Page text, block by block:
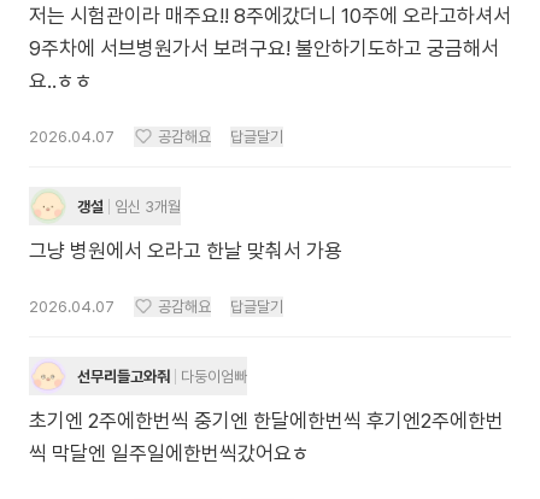
저는 시험관이라 매주요!! 8주에갔더니 10주에 오라고하셔서
9주차에 서브병원가서 보려구요! 불안하기도하고 궁금해서
요..ㅎㅎ
2026.04.07 공감해요 답글달기
갱설 임신 3개월
그냥 병원에서 오라고 한날 맞춰서 가용
2026.04.07 공감해요 답글달기
선무리들고와줘 다둥이엄빠
초기엔 2주에한번씩 중기엔 한달에한번씩 후기엔2주에한번
씩 막달엔 일주일에한번씩갔어요ㅎ